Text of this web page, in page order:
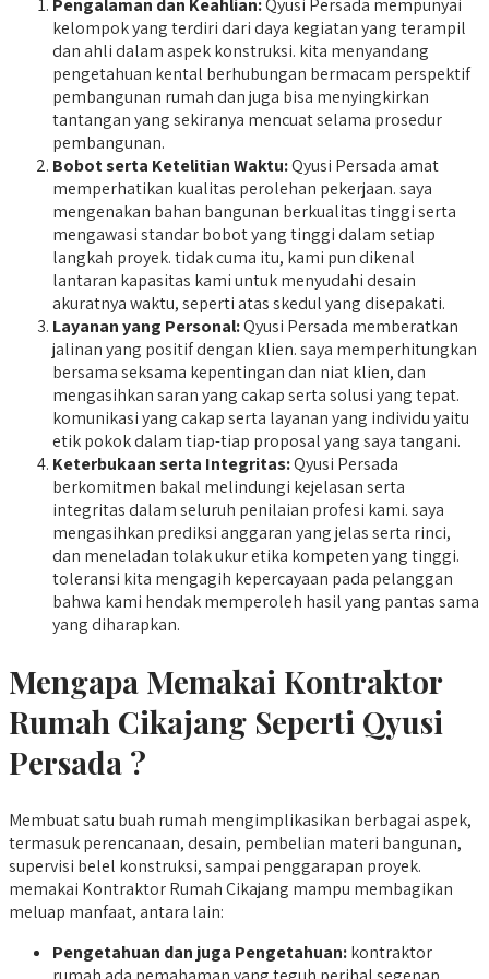
Pengalaman dan Keahlian:Qyusi Persada mempunyai
kelompok yang terdiri dari daya kegiatan yang terampil
dan ahli dalam aspek konstruksi. kita menyandang
pengetahuan kental berhubungan bermacam perspektif
pembangunan rumah dan juga bisa menyingkirkan
tantangan yang sekiranya mencuat selama prosedur
pembangunan.
Bobot serta Ketelitian Waktu:Qyusi Persada amat
memperhatikan kualitas perolehan pekerjaan. saya
mengenakan bahan bangunan berkualitas tinggi serta
mengawasi standar bobot yang tinggi dalam setiap
langkah proyek. tidak cuma itu, kami pun dikenal
lantaran kapasitas kami untuk menyudahi desain
akuratnya waktu, seperti atas skedul yang disepakati.
Layanan yang Personal:Qyusi Persada memberatkan
jalinan yang positif dengan klien. saya memperhitungkan
bersama seksama kepentingan dan niat klien, dan
mengasihkan saran yang cakap serta solusi yang tepat.
komunikasi yang cakap serta layanan yang individu yaitu
etik pokok dalam tiap-tiap proposal yang saya tangani.
Keterbukaan serta Integritas:Qyusi Persada
berkomitmen bakal melindungi kejelasan serta
integritas dalam seluruh penilaian profesi kami. saya
mengasihkan prediksi anggaran yang jelas serta rinci,
dan meneladan tolak ukur etika kompeten yang tinggi.
toleransi kita mengagih kepercayaan pada pelanggan
bahwa kami hendak memperoleh hasil yang pantas sama
yang diharapkan.
Mengapa Memakai Kontraktor
Rumah Cikajang Seperti Qyusi
Persada ?
Membuat satu buah rumah mengimplikasikan berbagai aspek,
termasuk perencanaan, desain, pembelian materi bangunan,
supervisi belel konstruksi, sampai penggarapan proyek.
memakai Kontraktor Rumah Cikajang mampu membagikan
meluap manfaat, antara lain:
Pengetahuan dan juga Pengetahuan:kontraktor